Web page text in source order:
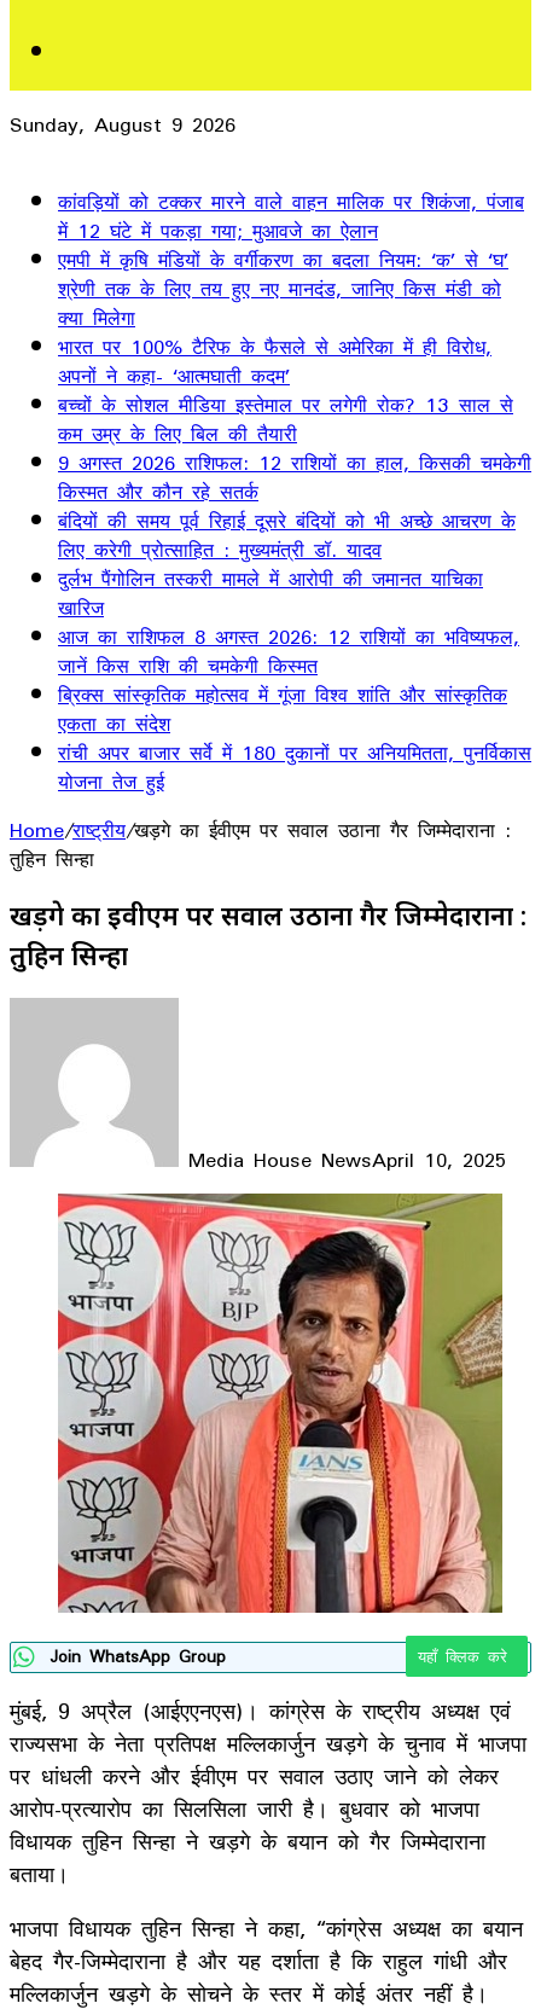
Sunday, August 9 2026
कांवड़ियों को टक्कर मारने वाले वाहन मालिक पर शिकंजा, पंजाब
में 12 घंटे में पकड़ा गया; मुआवजे का ऐलान
एमपी में कृषि मंडियों के वर्गीकरण का बदला नियम: ‘क’ से ‘घ’
श्रेणी तक के लिए तय हुए नए मानदंड, जानिए किस मंडी को
क्या मिलेगा
भारत पर 100% टैरिफ के फैसले से अमेरिका में ही विरोध,
अपनों ने कहा- ‘आत्मघाती कदम’
बच्चों के सोशल मीडिया इस्तेमाल पर लगेगी रोक? 13 साल से
कम उम्र के लिए बिल की तैयारी
9 अगस्त 2026 राशिफल: 12 राशियों का हाल, किसकी चमकेगी
किस्मत और कौन रहे सतर्क
बंदियों की समय पूर्व रिहाई दूसरे बंदियों को भी अच्छे आचरण के
लिए करेगी प्रोत्साहित : मुख्यमंत्री डॉ. यादव
दुर्लभ पैंगोलिन तस्करी मामले में आरोपी की जमानत याचिका
खारिज
आज का राशिफल 8 अगस्त 2026: 12 राशियों का भविष्यफल,
जानें किस राशि की चमकेगी किस्मत
ब्रिक्स सांस्कृतिक महोत्सव में गूंजा विश्व शांति और सांस्कृतिक
एकता का संदेश
रांची अपर बाजार सर्वे में 180 दुकानों पर अनियमितता, पुनर्विकास
योजना तेज हुई
Home/राष्ट्रीय/खड़गे का ईवीएम पर सवाल उठाना गैर जिम्मेदाराना :
तुहिन सिन्हा
खड़गे का ईवीएम पर सवाल उठाना गैर जिम्मेदाराना :
तुहिन सिन्हा
Media House NewsApril 10, 2025
Facebook
LinkedIn
WhatsApp
Telegram
Join WhatsApp Group यहाँ क्लिक करे
मुंबई, 9 अप्रैल (आईएएनएस)। कांग्रेस के राष्ट्रीय अध्यक्ष एवं
राज्यसभा के नेता प्रतिपक्ष मल्लिकार्जुन खड़गे के चुनाव में भाजपा
पर धांधली करने और ईवीएम पर सवाल उठाए जाने को लेकर
आरोप-प्रत्यारोप का सिलसिला जारी है। बुधवार को भाजपा
विधायक तुहिन सिन्हा ने खड़गे के बयान को गैर जिम्मेदाराना
बताया।
भाजपा विधायक तुहिन सिन्हा ने कहा, “कांग्रेस अध्यक्ष का बयान
बेहद गैर-जिम्मेदाराना है और यह दर्शाता है कि राहुल गांधी और
मल्लिकार्जुन खड़गे के सोचने के स्तर में कोई अंतर नहीं है।